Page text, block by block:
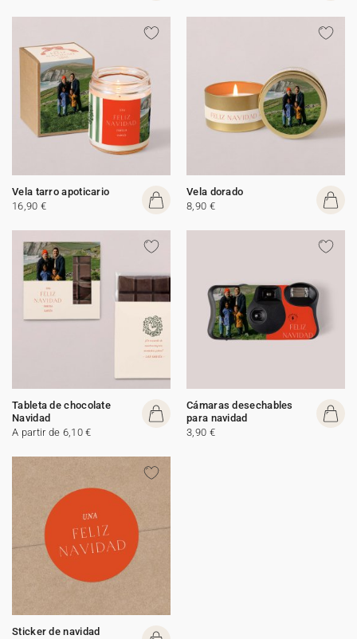
Vela tarro apoticario
16,90 €
Vela dorado
8,90 €
Tableta de chocolate
Navidad
A partir de 6,10 €
Cámaras desechables
para navidad
3,90 €
Sticker de navidad